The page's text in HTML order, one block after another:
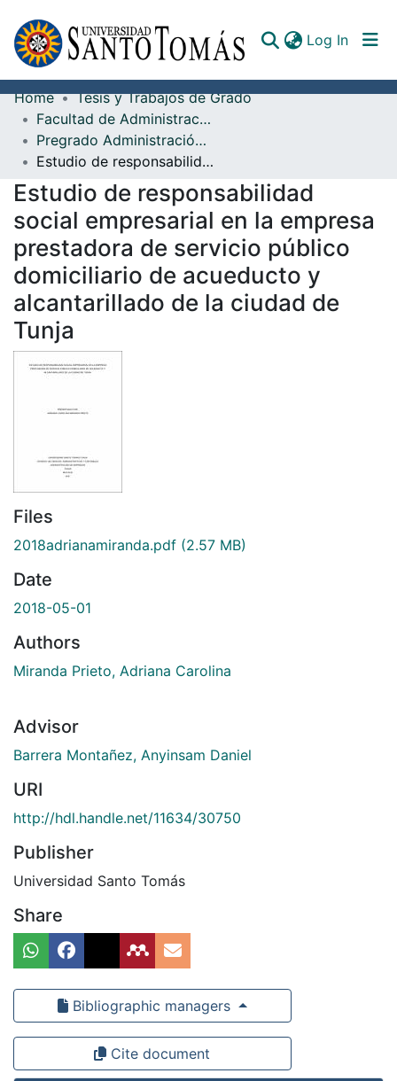
Log In
Communities & Collections
All of DSpace
Documents
Home
Tesis y Trabajos de Grado
Facultad de Administración de Empresas
Pregrado Administración de Empresas
Estudio de responsabilidad social empresarial en la empresa prestadora de servicio público domiciliario de acueducto y alcantarillado de la ciudad de Tunja
Estudio de responsabilidad
social empresarial en la empresa
prestadora de servicio público
domiciliario de acueducto y
alcantarillado de la ciudad de
Tunja
Files
2018adrianamiranda.pdf (2.57 MB)
Date
2018-05-01
Authors
Miranda Prieto, Adriana Carolina
Advisor
Barrera Montañez, Anyinsam Daniel
URI
http://hdl.handle.net/11634/30750
Publisher
Universidad Santo Tomás
Share
Bibliographic managers
Cite document